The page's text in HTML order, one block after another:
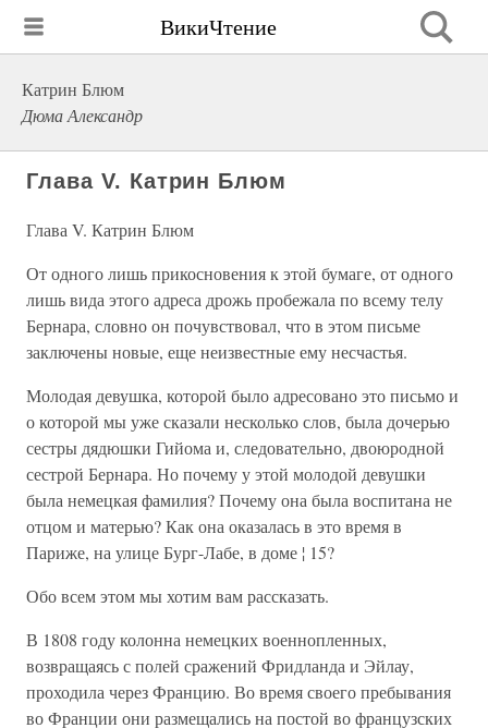
ВикиЧтение
Катрин Блюм
Дюма Александр
Глава V. Катрин Блюм
Глава V. Катрин Блюм
От одного лишь прикосновения к этой бумаге, от одного
лишь вида этого адреса дрожь пробежала по всему телу
Бернара, словно он почувствовал, что в этом письме
заключены новые, еще неизвестные ему несчастья.
Молодая девушка, которой было адресовано это письмо и
о которой мы уже сказали несколько слов, была дочерью
сестры дядюшки Гийома и, следовательно, двоюродной
сестрой Бернара. Но почему у этой молодой девушки
была немецкая фамилия? Почему она была воспитана не
отцом и матерью? Как она оказалась в это время в
Париже, на улице Бург-Лабе, в доме ¦ 15?
Обо всем этом мы хотим вам рассказать.
В 1808 году колонна немецких военнопленных,
возвращаясь с полей сражений Фридланда и Эйлау,
проходила через Францию. Во время своего пребывания
во Франции они размещались на постой во французских